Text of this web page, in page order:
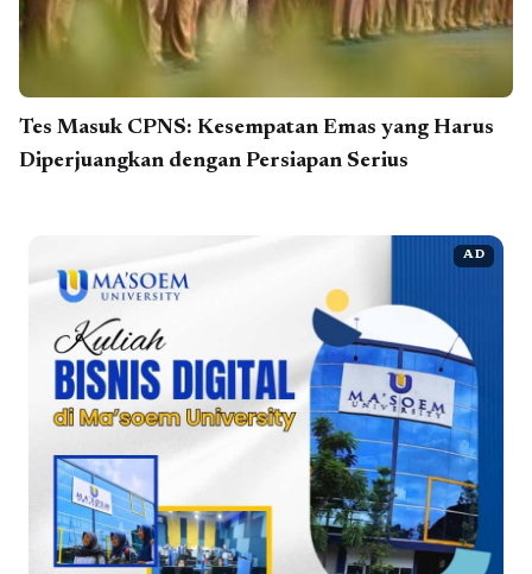
Tes Masuk CPNS: Kesempatan Emas yang Harus
Diperjuangkan dengan Persiapan Serius
AD